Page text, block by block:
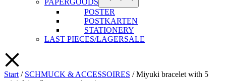
PAPERGOODS
POSTER
POSTKARTEN
STATIONERY
LAST PIECES/LAGERSALE
Start / SCHMUCK & ACCESSOIRES / Miyuki bracelet with 5